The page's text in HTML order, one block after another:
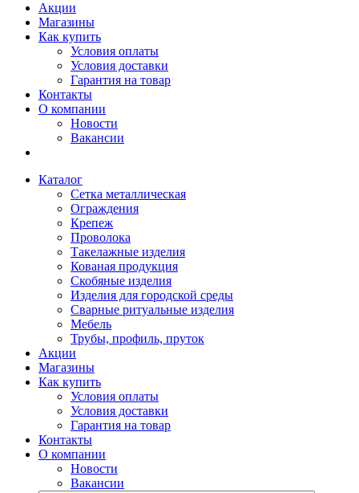
Акции
Магазины
Как купить
Условия оплаты
Условия доставки
Гарантия на товар
Контакты
О компании
Новости
Вакансии
Каталог
Сетка металлическая
Ограждения
Крепеж
Проволока
Такелажные изделия
Кованая продукция
Скобяные изделия
Изделия для городской среды
Сварные ритуальные изделия
Мебель
Трубы, профиль, пруток
Акции
Магазины
Как купить
Условия оплаты
Условия доставки
Гарантия на товар
Контакты
О компании
Новости
Вакансии